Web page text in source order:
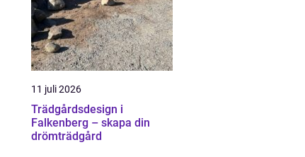
11 juli 2026
Trädgårdsdesign i
Falkenberg – skapa din
drömträdgård